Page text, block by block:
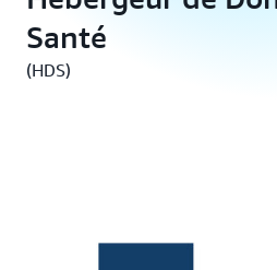
Santé
(HDS)